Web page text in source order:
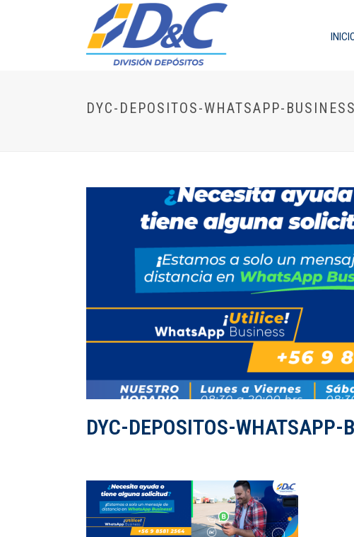
DYC-DEPOSITOS-WHATSAPP-
DYC-DEPOSITOS-WHATSAPP-